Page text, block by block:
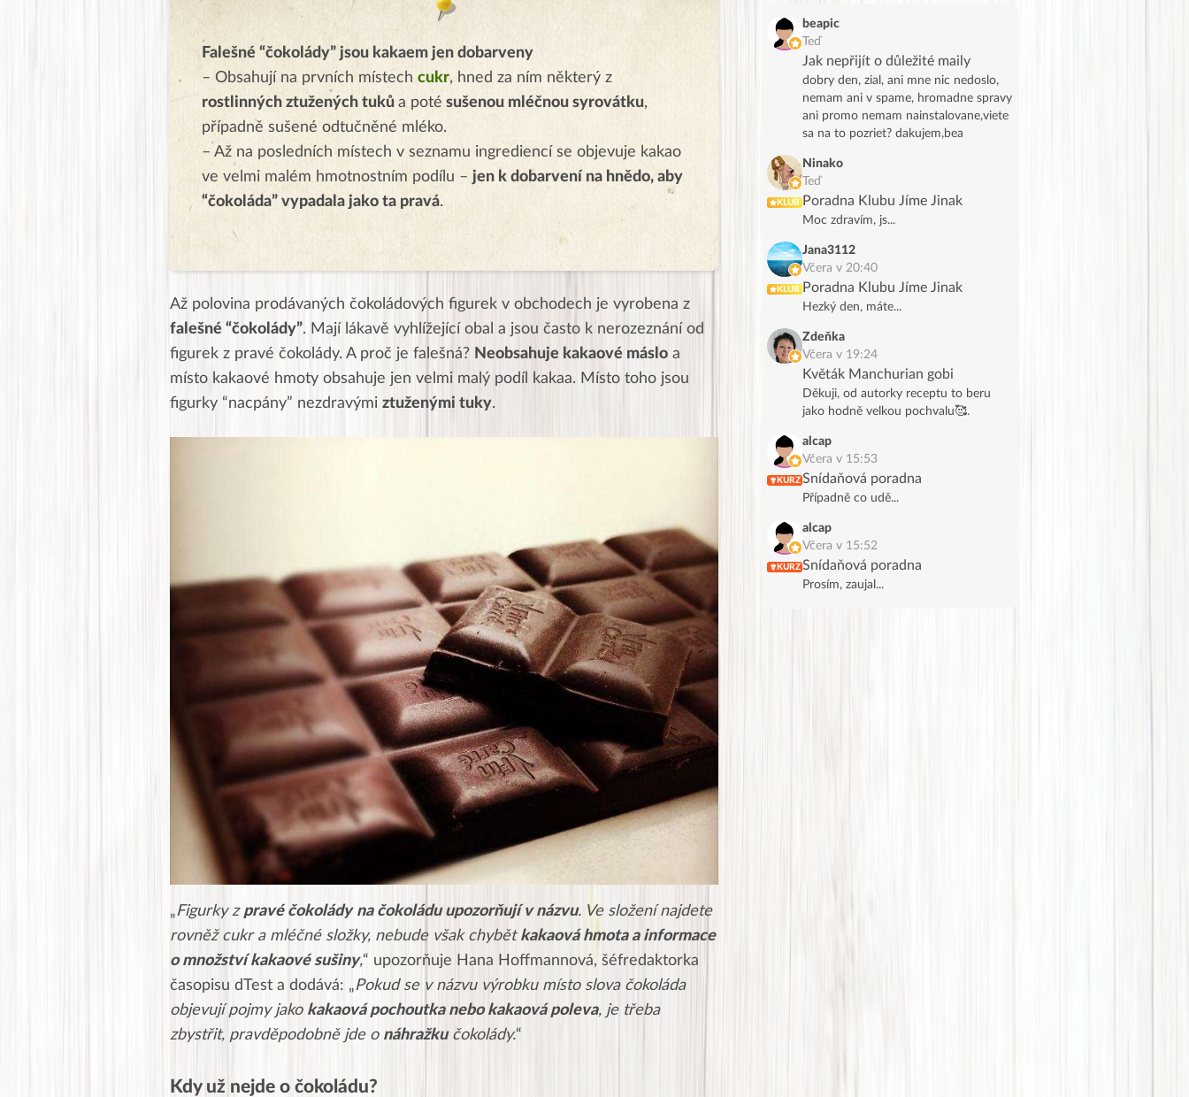
Falešné “čokolády” jsou kakaem jen dobarveny
– Obsahují na prvních místech cukr, hned za ním některý z
rostlinných ztužených tuků a poté sušenou mléčnou syrovátku,
případně sušené odtučněné mléko.
– Až na posledních místech v seznamu ingrediencí se objevuje kakao
ve velmi malém hmotnostním podílu – jen k dobarvení na hnědo, aby
“čokoláda” vypadala jako ta pravá.
Až polovina prodávaných čokoládových figurek v obchodech je vyrobena z
falešné “čokolády”. Mají lákavě vyhlížející obal a jsou často k nerozeznání od
figurek z pravé čokolády. A proč je falešná? Neobsahuje kakaové máslo a
místo kakaové hmoty obsahuje jen velmi malý podíl kakaa. Místo toho jsou
figurky “nacpány” nezdravými ztuženými tuky.
„Figurky z pravé čokolády na čokoládu upozorňují v názvu. Ve složení najdete
rovněž cukr a mléčné složky, nebude však chybětkakaová hmota a informace
o množstvíkakaové sušiny,“ upozorňuje Hana Hoffmannová, šéfredaktorka
časopisu dTest a dodává: „Pokud se v názvu výrobku místo slova čokoláda
objevují pojmy jako kakaová pochoutka nebo kakaová poleva, je třeba
zbystřit, pravděpodobně jde o náhražkučokolády.“
Kdy už nejde o čokoládu?
beapic
Teď
Jak nepřijít o důležité maily
dobry den, zial, ani mne nic nedoslo,
nemam ani v spame, hromadne spravy
ani promo nemam nainstalovane,viete
sa na to pozriet? dakujem,bea
KLUB
Ninako
Teď
Poradna Klubu Jíme Jinak
Moc zdravím, js...
KLUB
Jana3112
Včera v 20:40
Poradna Klubu Jíme Jinak
Hezký den, máte...
Zdeňka
Včera v 19:24
Květák Manchurian gobi
Děkuji, od autorky receptu to beru
jako hodně velkou pochvalu🥰.
KURZ
alcap
Včera v 15:53
Snídaňová poradna
Případně co udě...
KURZ
alcap
Včera v 15:52
Snídaňová poradna
Prosím, zaujal...